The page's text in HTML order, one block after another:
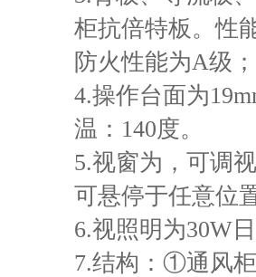
柜抗倍特板。性
防火性能为A级
4.操作台面为
温：140度。
5.视窗为，可调
可悬停于任意位
6.视照明为30W
7.结构：①通风